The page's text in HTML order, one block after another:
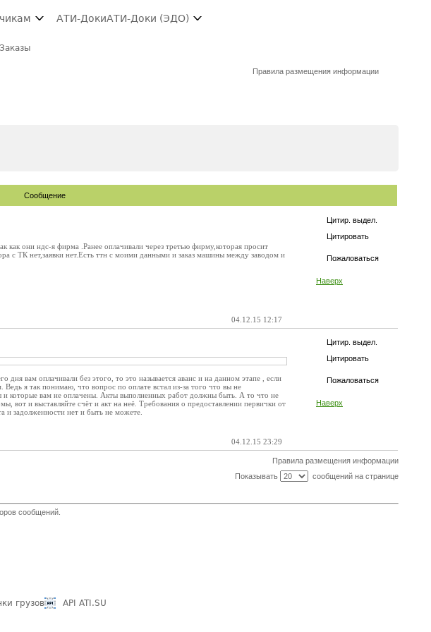
АТИ-ДокиАТИ-Доки (ЭДО)
Заказы
Правила размещения информации
Сообщение
Цитир. выдел.
Цитировать
Пожаловаться
Наверх
как они ндс-я фирма .Ранее оплачивали через третью фирму,которая просит
с ТК нет,заявки нет.Есть ттн с моими данными и заказ машины между заводом и
04.12.15 12:17
Цитир. выдел.
Цитировать
Пожаловаться
Наверх
вам оплачивали без этого, то это называется аванс и на данном этапе , если
я так понимаю, что вопрос по оплате встал из-за того что вы не
и которые вам не оплачены. Акты выполненных работ должны быть. А то что не
вот и выставляйте счёт и акт на неё. Требования о предоставлении первички от
и задолженности нет и быть не можете.
04.12.15 23:29
Правила размещения информации
Показывать
сообщений на странице
сообщений.
грузов API ATI.SU